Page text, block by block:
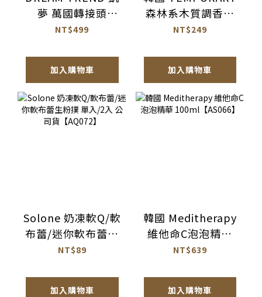
夢 萬國轉接頭
【BH017】
NT$499
加入購物車
森林系木質調香氛
潤髮乳
NT$249
加入購物車
Solone 奶凍軟Q/軟
布蕾/迷你軟布蕾生
粉撲 單入/2入 公司
NT$89
加入購物車
韓國 Meditherapy
維他命C泡泡精華
100ml【AS066】
NT$639
加入購物車